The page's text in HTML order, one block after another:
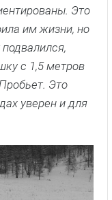
Это
им жизни, но
с 1,5 метров
Это
уверен и для